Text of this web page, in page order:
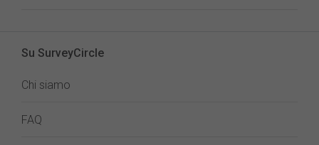
Su SurveyCircle
Chi siamo
FAQ